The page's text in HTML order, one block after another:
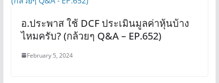
อ.ประพาส ใช้ DCF ประเมินมูลค่าหุ้นบ้าง
ไหมครับ? (กล้วยๆ Q&A – EP.652)
February 5, 2024